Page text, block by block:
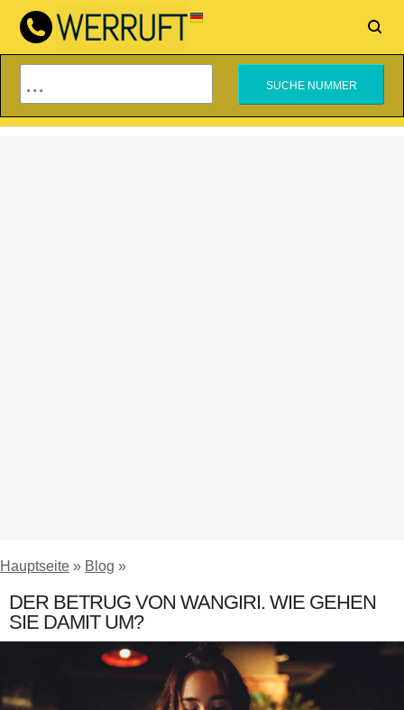
Hauptseite » Blog »
DER BETRUG VON WANGIRI. WIE GEHEN
SIE DAMIT UM?